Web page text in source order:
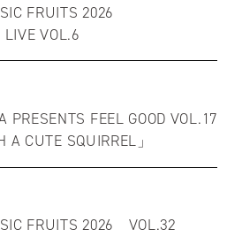
FRUITS 2026
LIVE VOL.6
PRESENTS FEEL GOOD VOL.17
A CUTE SQUIRREL」
FRUITS 2026 VOL.32